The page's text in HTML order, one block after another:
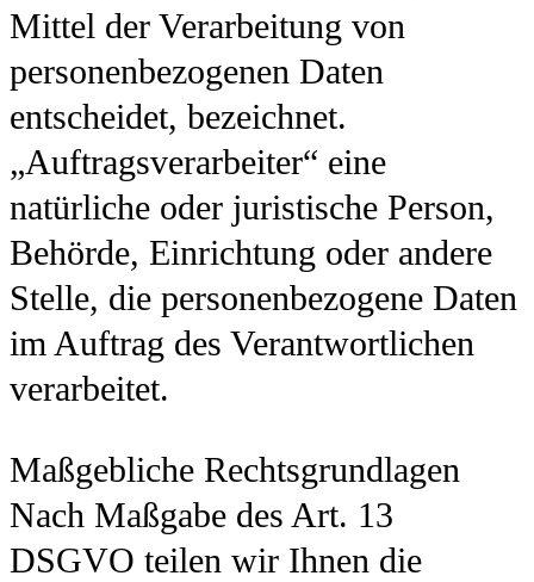
Mittel der Verarbeitung von
personenbezogenen Daten
entscheidet, bezeichnet.
„Auftragsverarbeiter“ eine
natürliche oder juristische Person,
Behörde, Einrichtung oder andere
Stelle, die personenbezogene Daten
im Auftrag des Verantwortlichen
verarbeitet.
Maßgebliche Rechtsgrundlagen
Nach Maßgabe des Art. 13
DSGVO teilen wir Ihnen die